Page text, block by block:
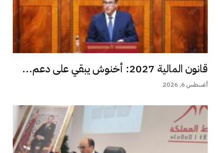
قانون المالية 2027: أخنوش يبقي على دعم...
أغسطس 6, 2026